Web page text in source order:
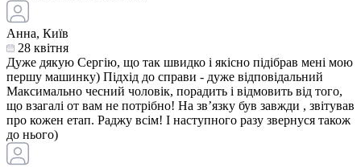
Анна, Київ
28 квітня
Дуже дякую Сергію, що так швидко і якісно підібрав мені мою
першу машинку) Підхід до справи - дуже відповідальний
Максимально чесний чоловік, порадить і відмовить від того,
що взагалі от вам не потрібно! На звʼязку був завжди , звітував
про кожен етап. Раджу всім! І наступного разу звернуся також
до нього)